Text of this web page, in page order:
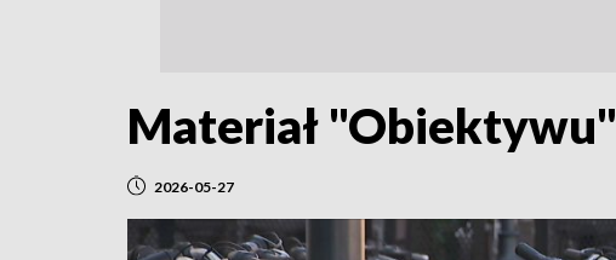
Materiał "Obiektywu"
2026-05-27